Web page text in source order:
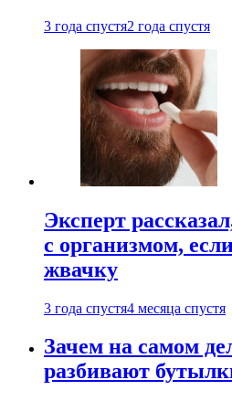
3 года спустя2 года спустя
Эксперт
с организмом,
жвачку
3 года спустя4 месяца спустя
Зачем на самом
разбивают